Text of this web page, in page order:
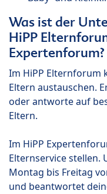
Was ist der
HiPP
Expertenforum?
Im HiPP Elternforum
Eltern austauschen.
oder antworte auf
Eltern.
Im HiPP
Elternservice stellen.
Montag bis Freitag
und beantwortet